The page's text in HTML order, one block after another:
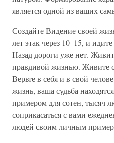
является одной из ваших
Создайте Видение своей
лет этак через 10–15, и
Назад дороги уже нет.
правдивой жизнью. Живите
Верьте в себя и в свой
жизнь, ваша судьба
примером для сотен, тысяч
соприкасаться с вами
людей своим личным